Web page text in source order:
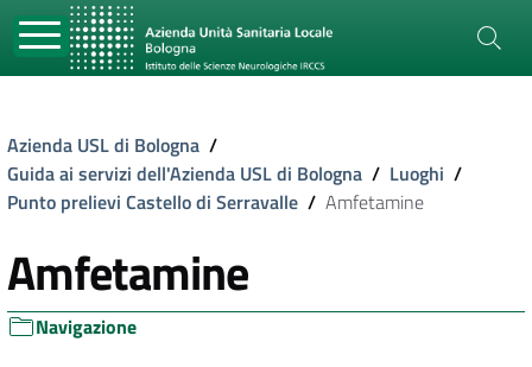
Azienda USL di Bologna /
Guida ai servizi dell'Azienda USL di Bologna / Luoghi /
Punto prelievi Castello di Serravalle / Amfetamine
Amfetamine
Navigazione